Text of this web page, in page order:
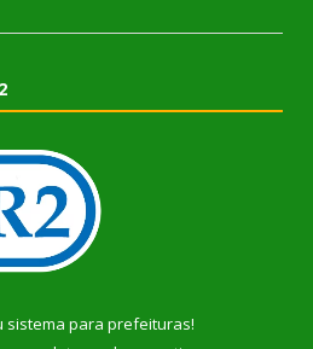
sistema para prefeituras!